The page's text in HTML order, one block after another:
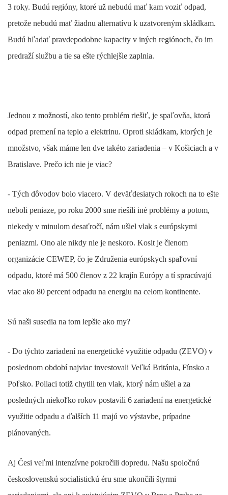
3 roky. Budú regióny, ktoré už nebudú mať kam voziť odpad,
pretože nebudú mať žiadnu alternatívu k uzatvoreným skládkam.
Budú hľadať pravdepodobne kapacity v iných regiónoch, čo im
predraží službu a tie sa ešte rýchlejšie zaplnia.
Jednou z možností, ako tento problém riešiť, je spaľovňa, ktorá
odpad premení na teplo a elektrinu. Oproti skládkam, ktorých je
množstvo, však máme len dve takéto zariadenia – v Košiciach a v
Bratislave. Prečo ich nie je viac?
- Tých dôvodov bolo viacero. V deväťdesiatych rokoch na to ešte
neboli peniaze, po roku 2000 sme riešili iné problémy a potom,
niekedy v minulom desaťročí, nám ušiel vlak s európskymi
peniazmi. Ono ale nikdy nie je neskoro. Kosit je členom
organizácie CEWEP, čo je Združenia európskych spaľovní
odpadu, ktoré má 500 členov z 22 krajín Európy a tí spracúvajú
viac ako 80 percent odpadu na energiu na celom kontinente.
Sú naši susedia na tom lepšie ako my?
- Do týchto zariadení na energetické využitie odpadu (ZEVO) v
poslednom období najviac investovali Veľká Británia, Fínsko a
Poľsko. Poliaci totiž chytili ten vlak, ktorý nám ušiel a za
posledných niekoľko rokov postavili 6 zariadení na energetické
využitie odpadu a ďalších 11 majú vo výstavbe, prípadne
plánovaných.
Aj Česi veľmi intenzívne pokročili dopredu. Našu spoločnú
československú socialistickú éru sme ukončili štyrmi